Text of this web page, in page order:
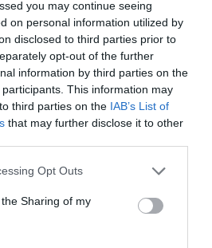
you may continue seeing
on personal information utilized by
disclosed to third parties prior to
opt-out of the further
information by third parties on the
participants. This information may
third parties on the IAB’s List of
that may further disclose it to other
Opt Outs
Sharing of my